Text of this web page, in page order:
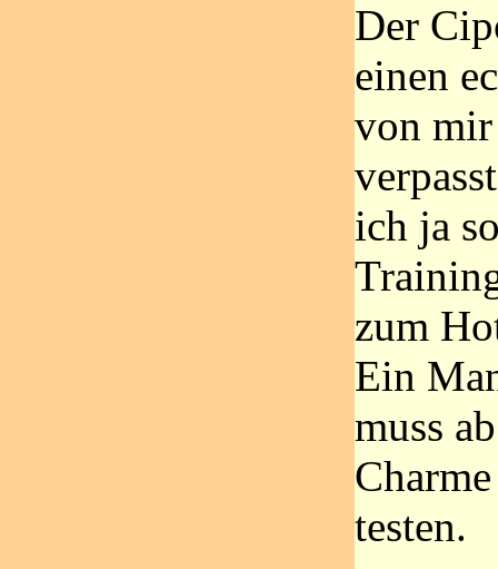
Der
einen
von mir
ich ja
zum
Ein
muss
testen.